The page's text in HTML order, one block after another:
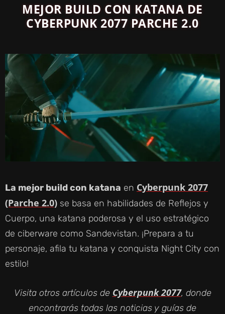
MEJOR BUILD CON KATANA DE
CYBERPUNK 2077 PARCHE 2.0
La mejor build con katana en Cyberpunk 2077
(Parche 2.0) se basa en habilidades de Reflejos y
Cuerpo, una katana poderosa y el uso estratégico
de ciberware como Sandevistan. ¡Prepara a tu
personaje, afila tu katana y conquista Night City con
estilo!
Visita otros artículos de Cyberpunk 2077, donde
encontrarás todas las noticias y guías de